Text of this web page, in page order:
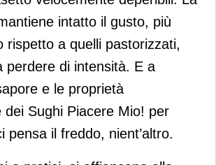
intatto il gusto, più
rispetto a quelli pastorizzati,
perdere di intensità. E a
e le proprietà
dei Sughi Piacere Mio! per
pensa il freddo, nient’altro.